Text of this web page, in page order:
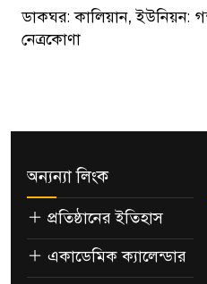
ডাকঘর: কালিয়ান, ইউনিয়ন:
নেত্রকোণা
অন্যন্যা লিংক
প্রতিষ্ঠানের ইতিহাস
একাডেমিক ক্যালেন্ডার